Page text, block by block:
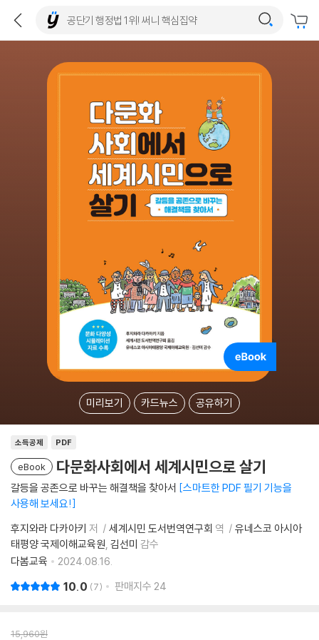
미리보기 카드뉴스 공유하기
소득공제 PDF
eBook 다문화사회에서 세계시민으로 살기
갈등을 공존으로 바꾸는 해결책을 찾아서 스마트한 PDF 필기 기능을
사용해 보세요!
후지와라 다카아키 저 세계시민 도서번역연구회 역
유네스코 아시아
태평양 국제이해교육원 김선미 감수
다봄교육
2024.08.16.
10.0 7 판매지수 24
15,960원